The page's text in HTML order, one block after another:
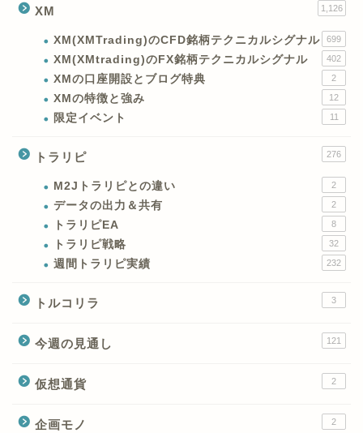
XM 1,126
XM(XMTrading)のCFD銘柄テクニカルシグナル 699
XM(XMtrading)のFX銘柄テクニカルシグナル 402
XMの口座開設とブログ特典 2
XMの特徴と強み 12
限定イベント 11
トラリピ 276
M2Jトラリピとの違い 2
データの出力＆共有 2
トラリピEA 8
トラリピ戦略 32
週間トラリピ実績 232
トルコリラ 3
今週の見通し 121
仮想通貨 2
企画モノ 2